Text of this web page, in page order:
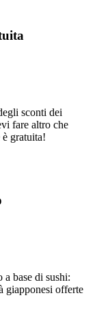
sconti dei
fare altro che
gratuita!
a base di sushi:
giapponesi offerte